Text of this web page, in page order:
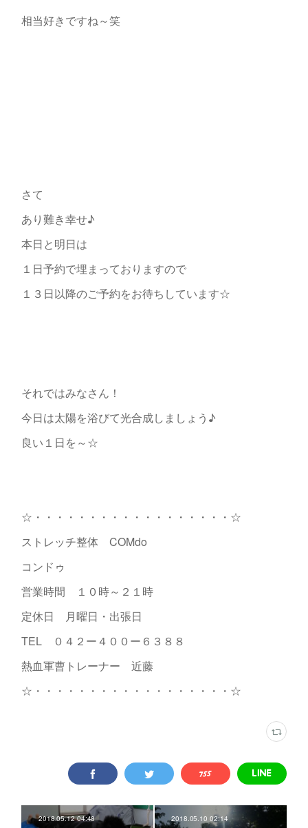
相当好きですね～笑
さて
あり難き幸せ♪
本日と明日は
１日予約で埋まっておりますので
１３日以降のご予約をお待ちしています☆
それではみなさん！
今日は太陽を浴びて光合成しましょう♪
良い１日を～☆
☆・・・・・・・・・・・・・・・・・・☆
ストレッチ整体 COMdo
コンドゥ
営業時間 １０時～２１時
定休日 月曜日・出張日
TEL ０４２ー４００ー６３８８
熱血軍曹トレーナー 近藤
☆・・・・・・・・・・・・・・・・・・☆
2018.05.12 04:48 2018.05.10 02:14